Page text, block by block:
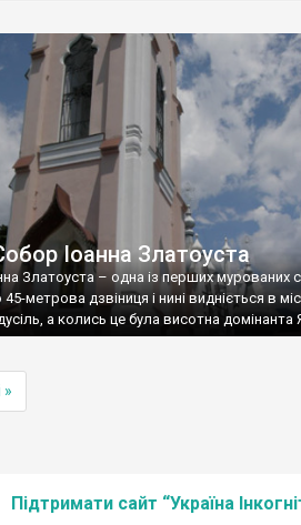
Іоанна Златоуста
Златоуста – одна із перших мурованих
метрова дзвіниця і нині видніється в
а колись це була висотна домінанта
»
Підтримати сайт “Україна